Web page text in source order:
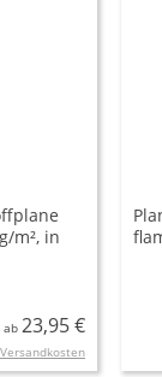
m², in
ab 23,95 €
Versandkosten